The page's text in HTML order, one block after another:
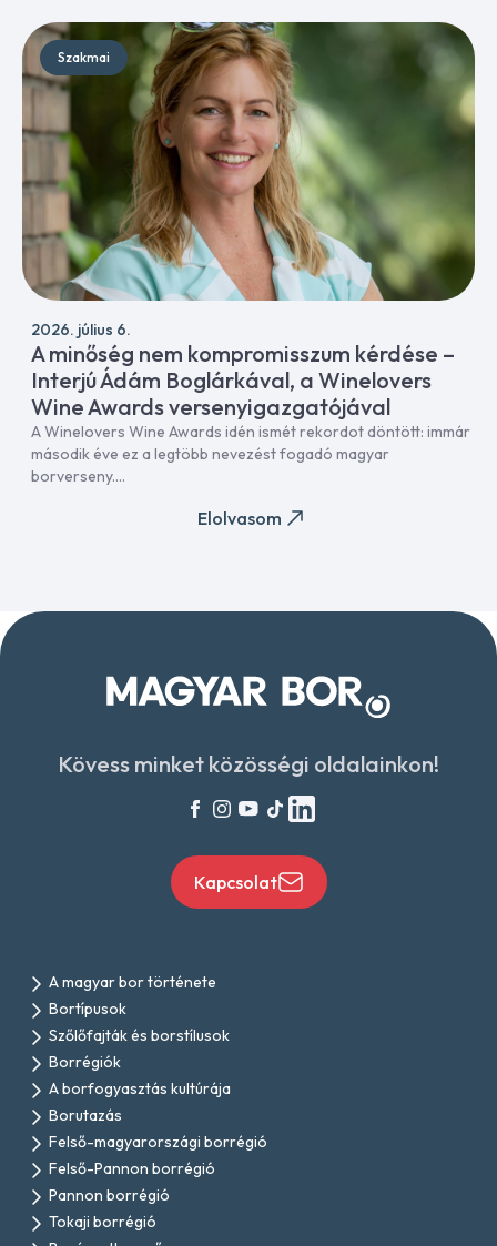
Szakmai
2026. július 6.
A minőség nem kompromisszum kérdése –
Interjú Ádám Boglárkával, a Winelovers
Wine Awards versenyigazgatójával
A Winelovers Wine Awards idén ismét rekordot döntött: immár
második éve ez a legtöbb nevezést fogadó magyar
borverseny....
Elolvasom
Kövess minket közösségi oldalainkon!
Kapcsolat
A magyar bor története
Bortípusok
Szőlőfajták és borstílusok
Borrégiók
A borfogyasztás kultúrája
Borutazás
Felső-magyarországi borrégió
Felső-Pannon borrégió
Pannon borrégió
Tokaji borrégió